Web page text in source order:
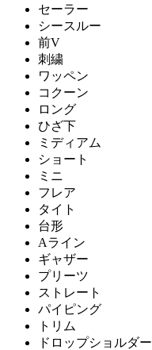
セーラー
シースルー
前V
刺繍
ワッペン
コクーン
ロング
ひざ下
ミディアム
ショート
ミニ
フレア
タイト
台形
Aライン
ギャザー
プリーツ
ストレート
パイピング
トリム
ドロップショルダー